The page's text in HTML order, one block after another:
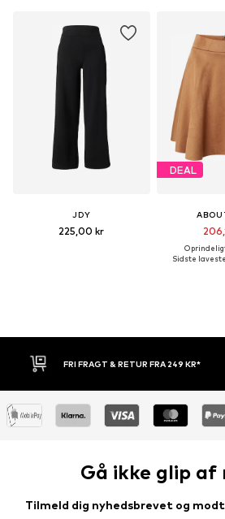
JDY
225,00 kr
DEAL
Sidste
30 DAGES RETURRET
Gå ikke glip af
Tilmeld dig nyhedsbrevet og